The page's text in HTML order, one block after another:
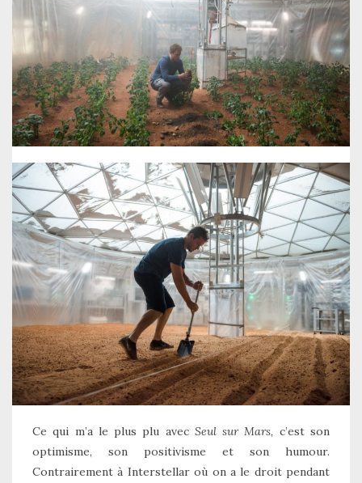
Ce qui m’a le plus plu avec Seul sur Mars, c’est son
optimisme, son positivisme et son humour.
Contrairement à Interstellar où on a le droit pendant